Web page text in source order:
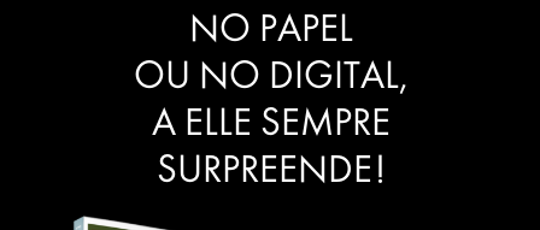
NO PAPEL
OU NO DIGITAL,
A ELLE SEMPRE
SURPREENDE!